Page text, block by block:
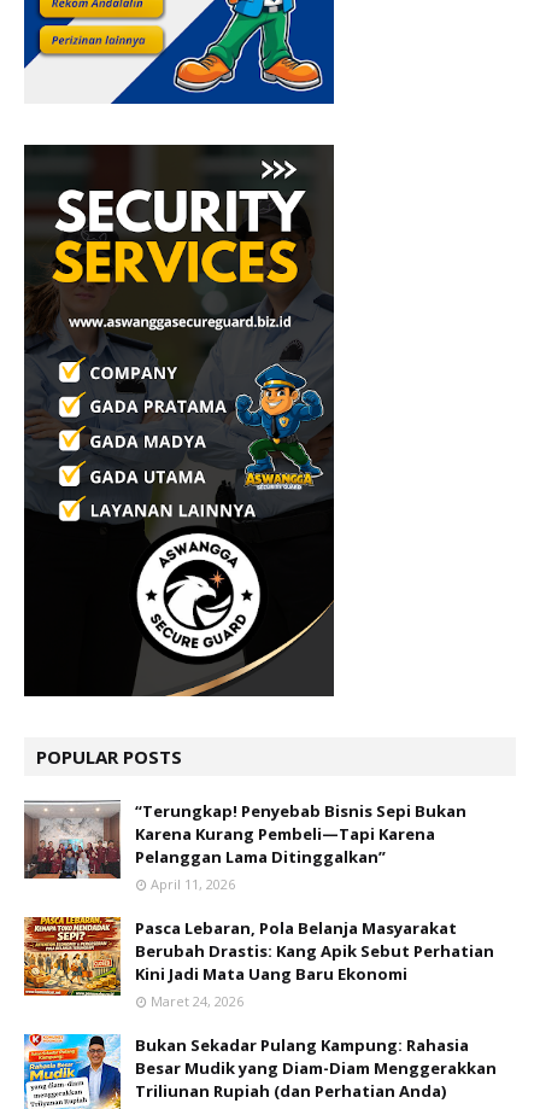
POPULAR POSTS
“Terungkap! Penyebab Bisnis Sepi Bukan
Karena Kurang Pembeli—Tapi Karena
Pelanggan Lama Ditinggalkan”
April 11, 2026
Pasca Lebaran, Pola Belanja Masyarakat
Berubah Drastis: Kang Apik Sebut Perhatian
Kini Jadi Mata Uang Baru Ekonomi
Maret 24, 2026
Bukan Sekadar Pulang Kampung: Rahasia
Besar Mudik yang Diam-Diam Menggerakkan
Triliunan Rupiah (dan Perhatian Anda)